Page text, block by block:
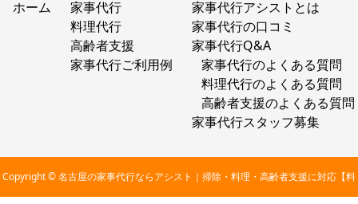
ホーム
家事代行
料理代行
高齢者支援
家事代行ご利用例
家事代行アシストとは
家事代行の口コミ
家事代行Q&A
家事代行のよくある質問
料理代行のよくある質問
高齢者支援のよくある質問
家事代行スタッフ募集
Copyright © 名古屋の家事代行ならアシスト｜掃除・料理・高齢者支援に対応【料